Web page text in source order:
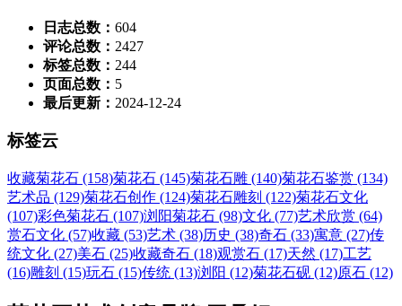
日志总数： 604
评论总数： 2427
标签总数： 244
页面总数： 5
最后更新： 2024-12-24
标签云
收藏菊花石 (158)菊花石 (145)菊花石雕 (140)菊花石鉴赏 (134)
艺术品 (129)菊花石创作 (124)菊花石雕刻 (122)菊花石文化
(107)彩色菊花石 (107)浏阳菊花石 (98)文化 (77)艺术欣赏 (64)
赏石文化 (57)收藏 (53)艺术 (38)历史 (38)奇石 (33)寓意 (27)传
统文化 (27)美石 (25)收藏奇石 (18)观赏石 (17)天然 (17)工艺
(16)雕刻 (15)玩石 (15)传统 (13)浏阳 (12)菊花石砚 (12)原石 (12)